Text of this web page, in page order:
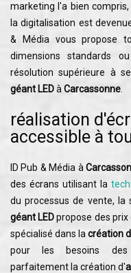
marketing l'a bien compris,
la digitalisation est
& Média vous propose
dimensions standards
résolution supérieure à
géant LEDà Carcassonne
réalisation
accessible à
ID Pub & Média à
des écrans utilisant la
du processus de vente, la
géant LEDpropose des prix
spécialisé dans la création
pour les besoins des
parfaitement la création d'